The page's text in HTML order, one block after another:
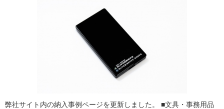
弊社サイト内の納入事例ページを更新しました。 ■文具・事務用品